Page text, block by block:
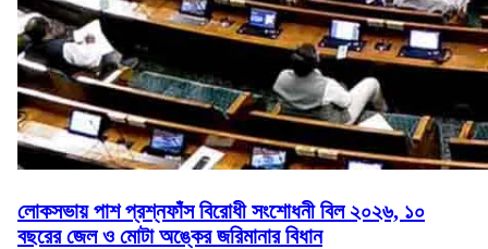
লোকসভায় পাশ প্রশ্নফাঁস বিরোধী সংশোধনী বিল ২০২৬, ১০
বছরের জেল ও মোটা অঙ্কের জরিমানার বিধান